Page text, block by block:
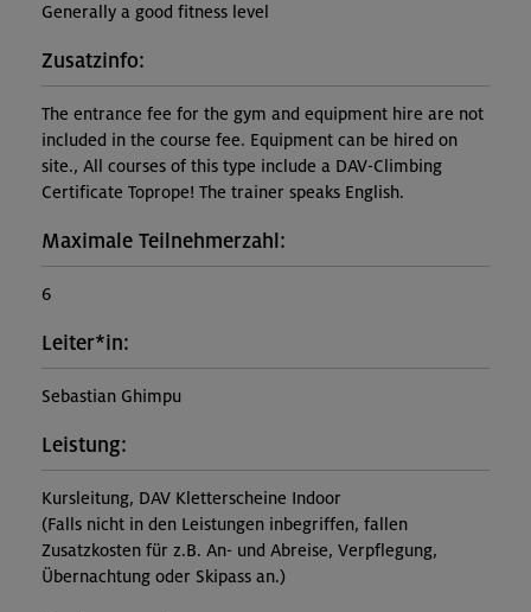
Generally a good fitness level
Zusatzinfo:
The entrance fee for the gym and equipment hire are not
included in the course fee. Equipment can be hired on
site., All courses of this type include a DAV-Climbing
Certificate Toprope! The trainer speaks English.
Maximale Teilnehmerzahl:
6
Leiter*in:
Sebastian Ghimpu
Leistung:
Kursleitung, DAV Kletterscheine Indoor
(Falls nicht in den Leistungen inbegriffen, fallen
Zusatzkosten für z.B. An- und Abreise, Verpflegung,
Übernachtung oder Skipass an.)